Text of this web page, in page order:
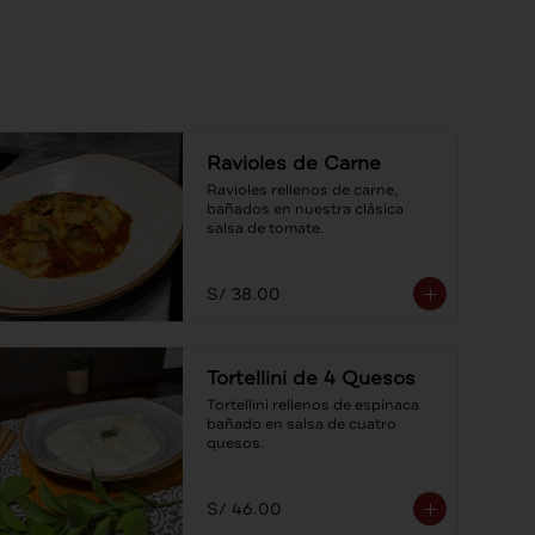
Ravioles de Carne
Ravioles rellenos de carne,
bañados en nuestra clásica
salsa de tomate.
S/ 38.00
Tortellini de 4 Quesos
Tortellini rellenos de espinaca
bañado en salsa de cuatro
quesos.
S/ 46.00